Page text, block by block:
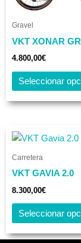
Gravel
VKT XONAR
4.800,00€
Seleccionar
Carretera
VKT GAVIA 2.0
8.300,00€
Seleccionar